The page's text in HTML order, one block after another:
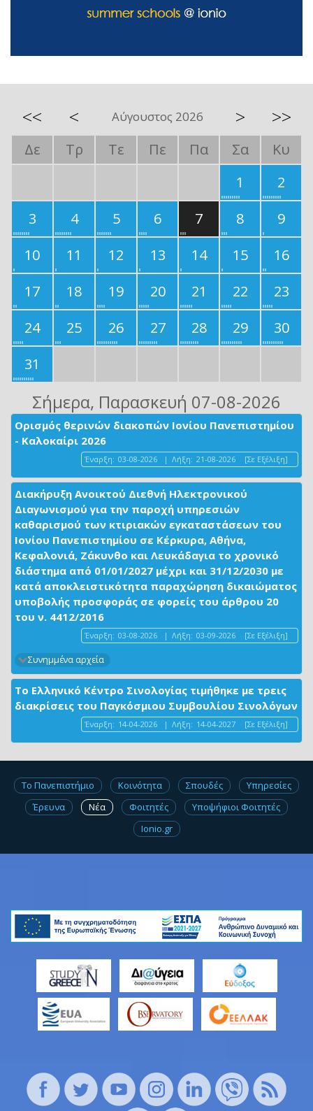
<< < Αύγουστος 2026 > >>
Δε Τρ Τε Πε Πα Σα
Κυ
1
2
3
4 5 6 7 8
9
10
11 12 13 14 15
16
17
18 19 20 21 22
23
24
25 26 27 28 29
30
31
Σήμερα, Παρασκευή 07-08-2026
Ορισμός θερινών διακοπών Ιονίου Πανεπιστημίου
- Καλοκαίρι 2026
Έναρξη: 03-08-2026 | Λήξη: 21-08-2026 [Σε Εξέλιξη]
Διακήρυξη Ανοικτού Διεθνή Ηλεκτρονικού
Διαγωνισμού για την παροχή υπηρεσιών
καθαρισμού των κτιριακών εγκαταστάσεων του
Ιονίου Πανεπιστημίου σε Κέρκυρα, Αθήνα,
Κεφαλονιά, Ζάκυνθο και Λευκάδαγια το χρονικό
διάστημα από 01/01/2027 μέχρι και 31/12/2030 με
κατά αποκλειστικότητα παραχώρηση δικαιώματος
υποβολής προσφοράς σε φορείς του άρθρου 20
του ν. 4412/2016
Έναρξη: 03-08-2026 | Λήξη: 03-09-2026 [Σε Εξέλιξη]
Συνημμένα αρχεία
Το Ελληνικό Κέντρο Σινολογίας τιμήθηκε με τρεις
διακρίσεις του Παγκόσμιου Συμβουλίου Σινολόγων
Έναρξη: 14-04-2026 | Λήξη: 14-04-2027 [Σε Εξέλιξη]
Το Πανεπιστήμιο Κοινότητα Σπουδές
Υπηρεσίες
Έρευνα
Νέα Φοιτητές
Υποψήφιοι Φοιτητές
Ionio.gr